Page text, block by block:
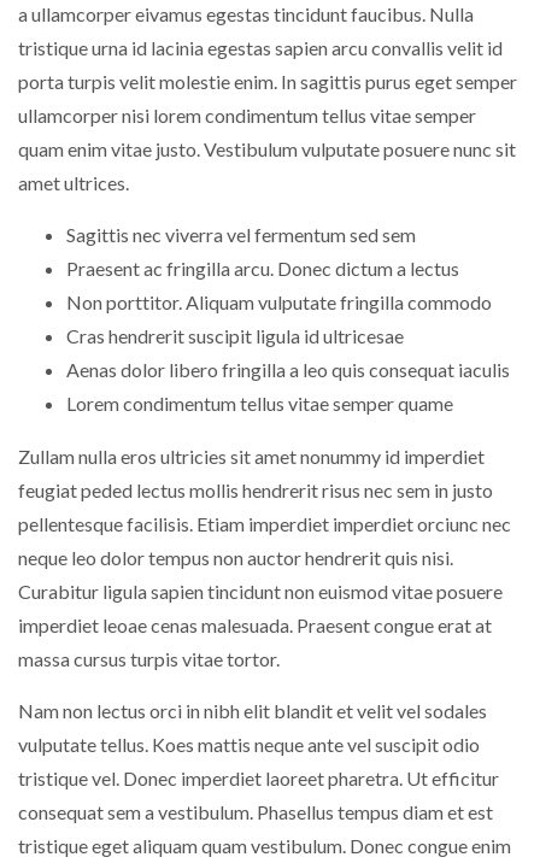
a ullamcorper eivamus egestas tincidunt faucibus. Nulla
tristique urna id lacinia egestas sapien arcu convallis velit id
porta turpis velit molestie enim. In sagittis purus eget semper
ullamcorper nisi lorem condimentum tellus vitae semper
quam enim vitae justo. Vestibulum vulputate posuere nunc sit
amet ultrices.
Sagittis nec viverra vel fermentum sed sem
Praesent ac fringilla arcu. Donec dictum a lectus
Non porttitor. Aliquam vulputate fringilla commodo
Cras hendrerit suscipit ligula id ultricesae
Aenas dolor libero fringilla a leo quis consequat iaculis
Lorem condimentum tellus vitae semper quame
Zullam nulla eros ultricies sit amet nonummy id imperdiet
feugiat peded lectus mollis hendrerit risus nec sem in justo
pellentesque facilisis. Etiam imperdiet imperdiet orciunc nec
neque leo dolor tempus non auctor hendrerit quis nisi.
Curabitur ligula sapien tincidunt non euismod vitae posuere
imperdiet leoae cenas malesuada. Praesent congue erat at
massa cursus turpis vitae tortor.
Nam non lectus orci in nibh elit blandit et velit vel sodales
vulputate tellus. Koes mattis neque ante vel suscipit odio
tristique vel. Donec imperdiet laoreet pharetra. Ut efficitur
consequat sem a vestibulum. Phasellus tempus diam et est
tristique eget aliquam quam vestibulum. Donec congue enim